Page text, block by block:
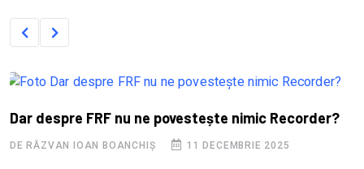
Dar despre FRF nu ne povestește nimic Recorder?
DE RĂZVAN IOAN BOANCHIȘ 11 DECEMBRIE 2025